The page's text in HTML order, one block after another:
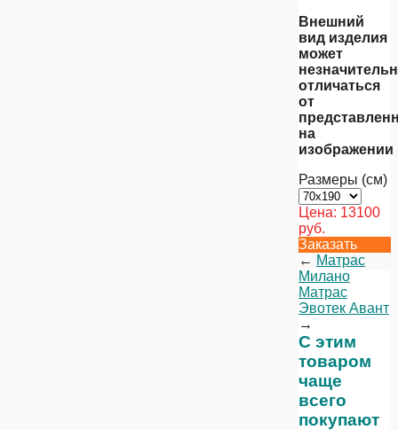
Внешний
вид изделия
может
отличаться
от
на
изображении
Размеры (см)
Цена: 13100
руб.
Заказать
← Матрас
Милано
Матрас
Эвотек Авант
→
С этим
товаром
чаще
всего
покупают